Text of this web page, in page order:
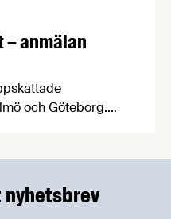
anmälan
och Göteborg.
utbyta
nyhetsbrev